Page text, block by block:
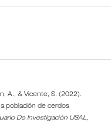
A., & Vicente, S. (2022).
población de cerdos
De Investigación USAL,